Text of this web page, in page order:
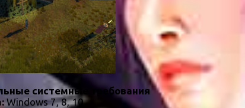
системные требования
Windows 7, 8, 10